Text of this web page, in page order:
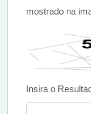
mostrado na
Insira o